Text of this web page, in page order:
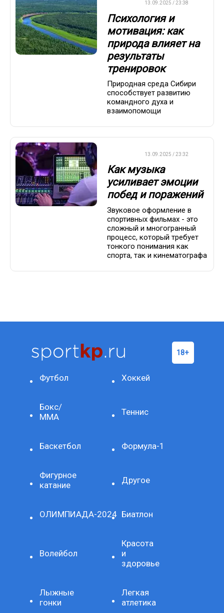
13.09.2025 / 23:38
Психология и
мотивация: как
природа влияет на
результаты
тренировок
Природная среда Сибири
способствует развитию
командного духа и
взаимопомощи
13.09.2025 / 23:32
Как музыка
усиливает эмоции
побед и поражений
Звуковое оформление в
спортивных фильмах - это
сложный и многогранный
процесс, который требует
тонкого понимания как
спорта, так и кинематографа
Футбол Хоккей
Бокс/
ММА
Теннис
Баскетбол Формула-1
Фигурное
катание
Другое
ОЛИМПИАДА-2024 Биатлон
Волейбол
Красота
и
здоровье
Лыжные
гонки
Легкая
атлетика